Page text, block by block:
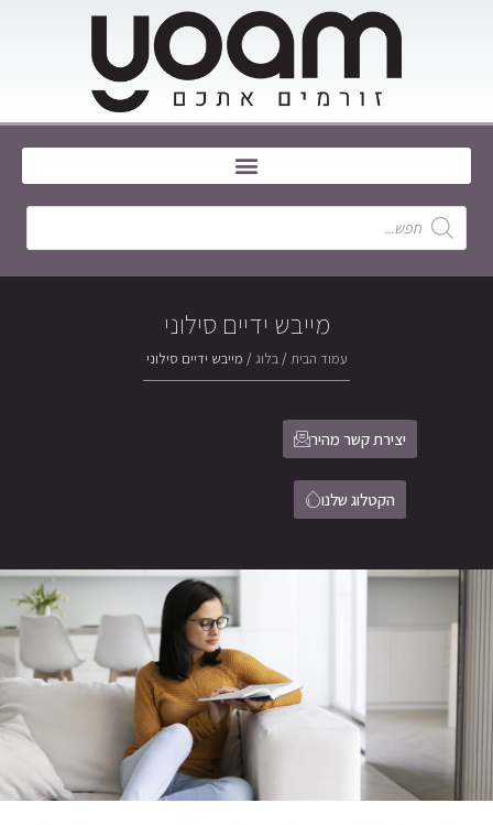
מייבש ידיים סילוני
עמוד הבית/בלוג/ מייבש ידיים סילוני
יצירת קשר מהיר
הקטלוג שלנו